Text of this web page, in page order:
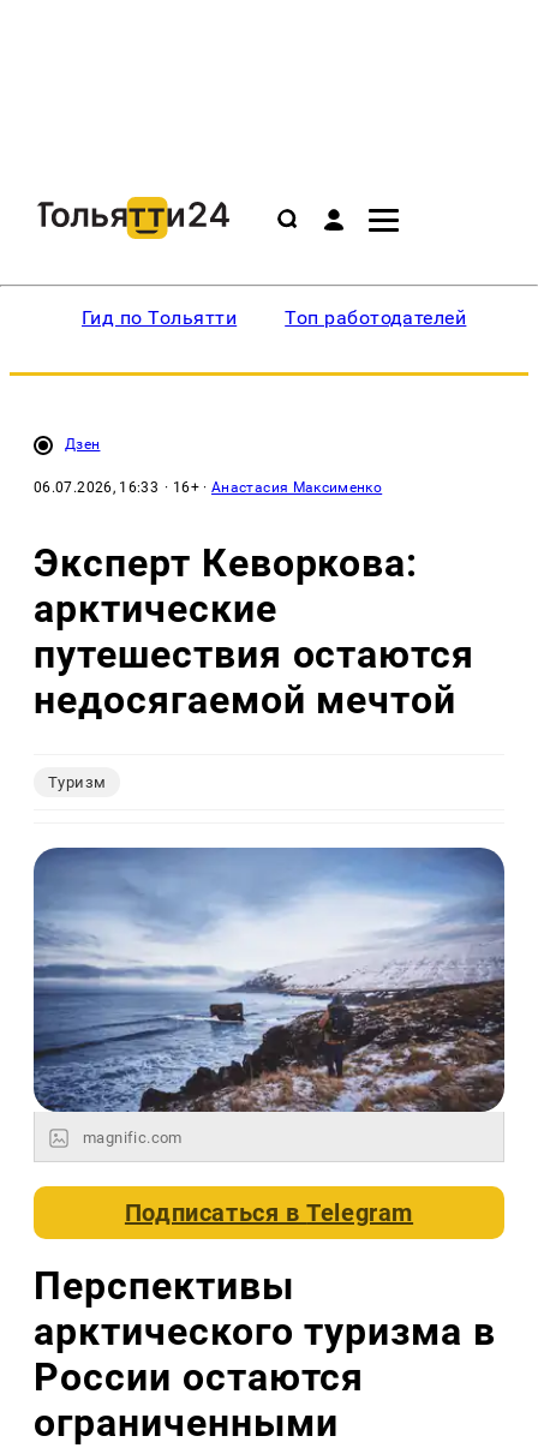
Гид по Тольятти Топ работодателей
Дзен
06.07.2026, 16:33 · 16+ ·Анастасия Максименко
Эксперт Кеворкова:
арктические
путешествия остаются
недосягаемой мечтой
Туризм
magnific.com
Подписаться вTelegram
Перспективы
арктического туризма в
России остаются
ограниченными